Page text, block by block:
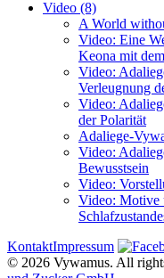
Video (8)
A World
Video: Eine
Keona mit
Video:
Verleugnung
Video:
der Polarität
Adaliege-
Video:
Bewusstsein
Video:
Video: Motive
KontaktImpressum
© 2026 Vywamus. All